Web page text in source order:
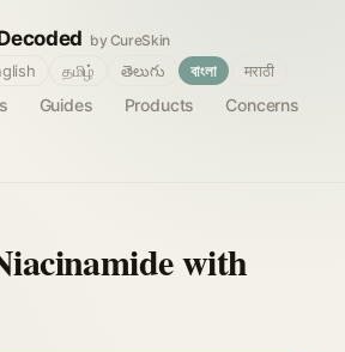
by CureSkin
Guides Products
Concerns
தமிழ் తెలుగు বাংলা मराठी
with